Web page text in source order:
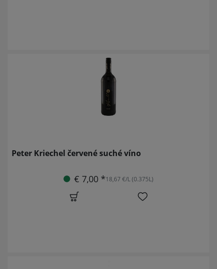
Peter Kriechel červené suché víno
€ 7,00 *18,67 €/L (0.375L)